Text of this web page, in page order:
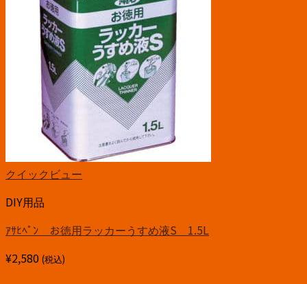
クイックビュー
DIY用品
ｱｻﾋﾍﾟﾝ お徳用ラッカーうすめ液S 1.5L
¥2,580 (税込)